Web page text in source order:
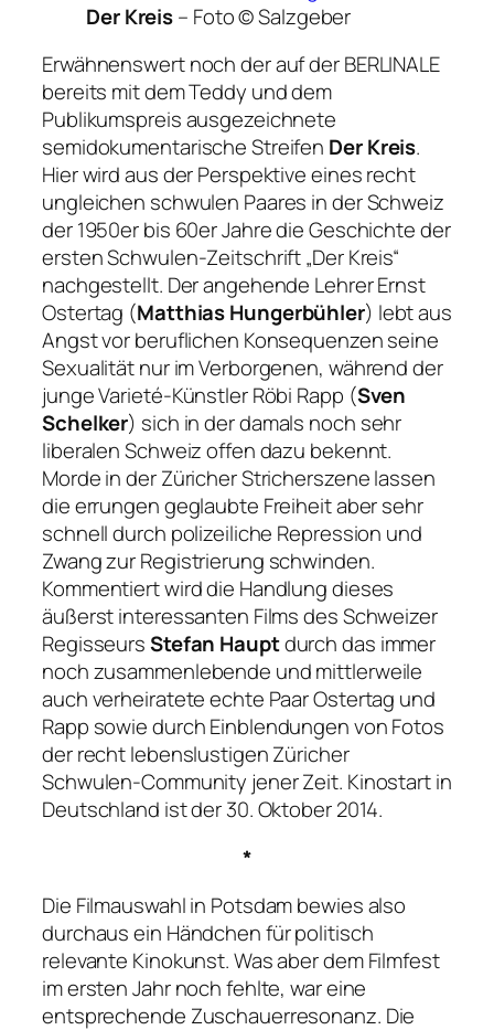
Der Kreis– Foto © Salzgeber
Erwähnenswert noch der auf der BERLINALE
bereits mit dem Teddy und dem
Publikumspreis ausgezeichnete
semidokumentarische Streifen Der Kreis.
Hier wird aus der Perspektive eines recht
ungleichen schwulen Paares in der Schweiz
der 1950er bis 60er Jahre die Geschichte der
ersten Schwulen-Zeitschrift „Der Kreis“
nachgestellt. Der angehende Lehrer Ernst
Ostertag (Matthias Hungerbühler) lebt aus
Angst vor beruflichen Konsequenzen seine
Sexualität nur im Verborgenen, während der
junge Varieté-Künstler Röbi Rapp (Sven
Schelker) sich in der damals noch sehr
liberalen Schweiz offen dazu bekennt.
Morde in der Züricher Stricherszene lassen
die errungen geglaubte Freiheit aber sehr
schnell durch polizeiliche Repression und
Zwang zur Registrierung schwinden.
Kommentiert wird die Handlung dieses
äußerst interessanten Films des Schweizer
RegisseursStefan Hauptdurch das immer
noch zusammenlebende und mittlerweile
auch verheiratete echte Paar Ostertag und
Rapp sowie durch Einblendungen von Fotos
der recht lebenslustigen Züricher
Schwulen-Community jener Zeit. Kinostart in
Deutschland ist der 30. Oktober 2014.
*
Die Filmauswahl in Potsdam bewies also
durchaus ein Händchen für politisch
relevante Kinokunst. Was aber dem Filmfest
im ersten Jahr noch fehlte, war eine
entsprechende Zuschauerresonanz. Die